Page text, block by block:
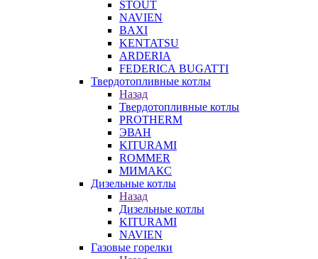
STOUT
NAVIEN
BAXI
KENTATSU
ARDERIA
FEDERICА BUGATTI
Твердотопливные котлы
Назад
Твердотопливные котлы
PROTHERM
ЭВАН
KITURAMI
ROMMER
МИМАКС
Дизельные котлы
Назад
Дизельные котлы
KITURAMI
NAVIEN
Газовые горелки